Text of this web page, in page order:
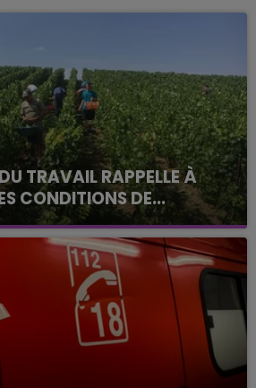
TRAVAIL RAPPELLE À
CONDITIONS DE...
de début des vendange 2026
précoce que prévu,
en profite pour rappeler